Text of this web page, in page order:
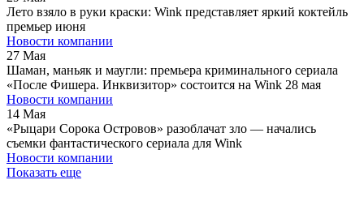
Лето взяло в руки краски: Wink представляет яркий коктейль
премьер июня
Новости компании
27 Мая
Шаман, маньяк и маугли: премьера криминального сериала
«После Фишера. Инквизитор» состоится на Wink 28 мая
Новости компании
14 Мая
«Рыцари Сорока Островов» разоблачат зло — начались
съемки фантастического сериала для Wink
Новости компании
Показать еще